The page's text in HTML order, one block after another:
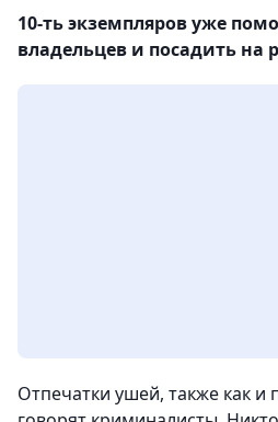
10-ть экземпляров уже
владельцев и посадить на
Отпечатки ушей, также как и